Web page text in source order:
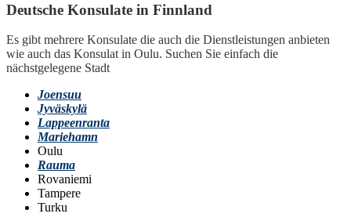
Deutsche Konsulate in Finnland
Es gibt mehrere Konsulate die auch die Dienstleistungen anbieten
wie auch das Konsulat in Oulu. Suchen Sie einfach die
nächstgelegene Stadt
Joensuu
Jyväskylä
Lappeenranta
Mariehamn
Oulu
Rauma
Rovaniemi
Tampere
Turku